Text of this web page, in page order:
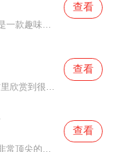
腾讯视频下载安装2021最新版本是一款趣味性非常强的手机视频播放软件。在这款腾讯视频下载安装2021最新版本有很多当下热播的影片资源，在这里面可以看到有很多的精彩的影片，你想要观看的电视剧、电影、综艺、动漫等等统统都汇聚在这里面，影片的内容也都是非常丰富的，用户们
查看
查看
查看